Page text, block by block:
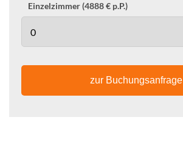
Einzelzimmer (4888 € p.P.)
zur Buchungsanfrage